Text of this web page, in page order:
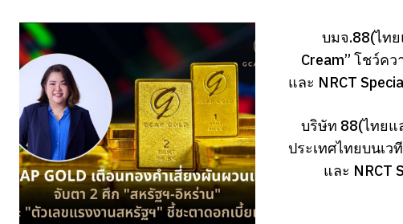
บมจ.88(ไท
Cream” โชว์ค
และ NRCT
บริษัท 88(ไทยแ
ประเทศไทยบนเ
และ NRCT